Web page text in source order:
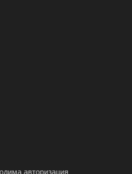
авторизация